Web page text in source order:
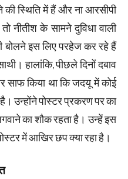
स्थिति में हैं और ना आरसीपी
नीतीश के सामने दुविधा वाली
बोलने इस लिए परहेज कर रहे हैं
हालांकि, पीछले दिनों दबाव
किया था कि जदयू में कोई
है। उन्होंने पोस्टर प्रकरण पर का
का शौक रहता है। उन्‍हें इस
में आखिर छप क्‍या रहा है।